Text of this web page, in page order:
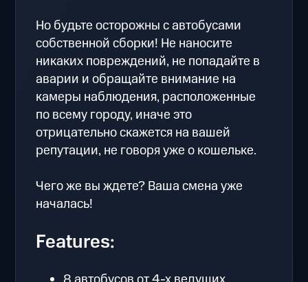
Но будьте осторожны с автобусами
собственной сборки! Не наносите
никаких повреждений, не попадайте в
аварии и обращайте внимание на
камеры наблюдения, расположенные
по всему городу, иначе это
отрицательно скажется на вашей
репутации, не говоря уже о кошельке.
Чего же вы ждете? Ваша смена уже
началась!
Features: